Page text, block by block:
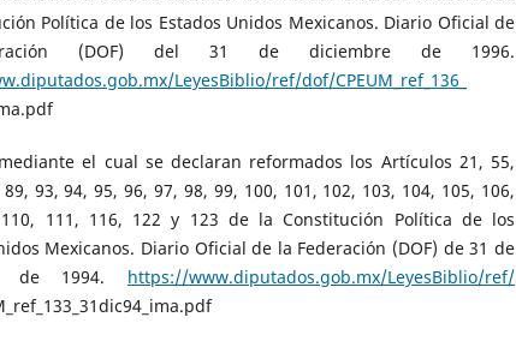
Política de los Estados Unidos Mexicanos. Diario Oficial de
(DOF) del 31 de diciembre de 1996.
LeyesBiblio/ref/dof/CPEUM_ref_136_
mediante el cual se declaran reformados los Artículos 21, 55,
93, 94, 95, 96, 97, 98, 99, 100, 101, 102, 103, 104, 105, 106,
111, 116, 122 y 123 de la Constitución Política de los
Mexicanos. Diario Oficial de la Federación (DOF) de 31 de
de 1994. https://www.diputados.gob.mx/LeyesBiblio/ref/